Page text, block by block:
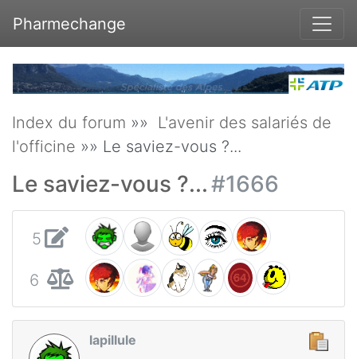
Pharmechange
Index du forum »» L'avenir des salariés de
l'officine »» Le saviez-vous ?...
Le saviez-vous ?...#1666
5
6
lapillule